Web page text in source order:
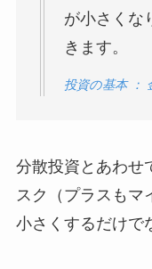
が小さくな
きます。
投資の基本 ：
分散投資とあわせ
スク（プラスもマ
小さくするだけで